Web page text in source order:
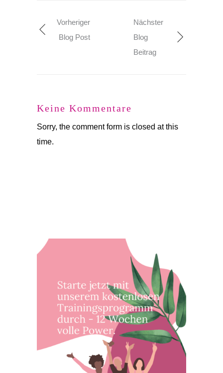
Vorheriger
Blog Post
Nächster
Blog
Beitrag
Keine Kommentare
Sorry, the comment form is closed at this
time.